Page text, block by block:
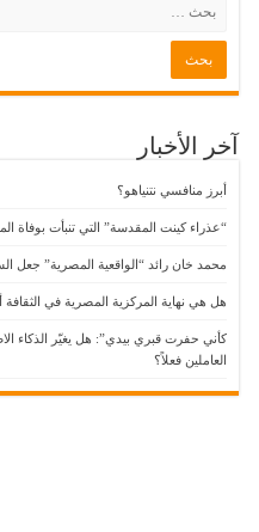
سبايدرمان: يوم جديد”.. من
آخر الأخبار
أبرز منافسي نتنياهو؟
“عذراء كينت المقدسة” التي تنبأت بوفاة
محمد خان رائد “الواقعية المصرية” جعل
هل هي نهاية المركزية المصرية في الثقافة
كأني حفرت قبري بيدي”: هل يغيّر الذكاء
العاملين فعلاً؟